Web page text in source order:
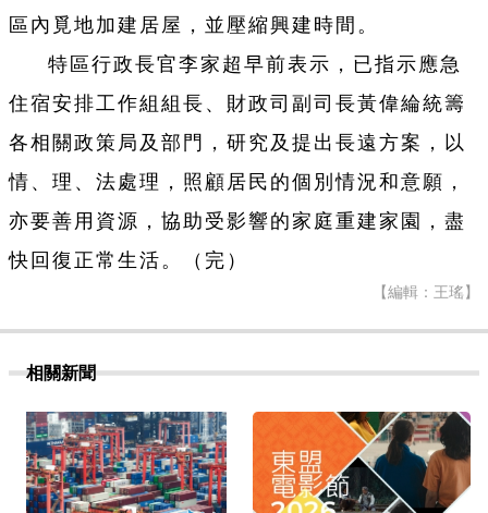
區內覓地加建居屋，並壓縮興建時間。
特區行政長官李家超早前表示，已指示應急
住宿安排工作組組長、財政司副司長黃偉綸統籌
各相關政策局及部門，研究及提出長遠方案，以
情、理、法處理，照顧居民的個別情況和意願，
亦要善用資源，協助受影響的家庭重建家園，盡
快回復正常生活。（完）
【編輯：王瑤】
相關新聞